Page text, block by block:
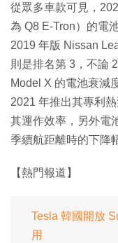
從眾多車款可見，
為 Q8 E-Tron）的電
2019 年版 Nissan
則是排名第 3，不論
Model X 的電池衰減
2021 年推出其專利
其運作效率，另外電
季續航距離時的下降
【熱門報道】
Tesla 韓國開放
用